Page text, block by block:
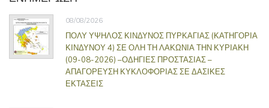
08/08/2026
ΠΟΛΥ ΥΨΗΛΟΣ ΚΙΝΔΥΝΟΣ ΠΥΡΚΑΓΙΑΣ (ΚΑΤΗΓΟΡΙΑ
ΚΙΝΔΥΝΟΥ 4) ΣΕ ΟΛΗ ΤΗ ΛΑΚΩΝΙΑ ΤΗΝ ΚΥΡΙΑΚΗ
(09-08-2026) –ΟΔΗΓΙΕΣ ΠΡΟΣΤΑΣΙΑΣ –
ΑΠΑΓΟΡΕΥΣΗ ΚΥΚΛΟΦΟΡΙΑΣ ΣΕ ΔΑΣΙΚΕΣ
ΕΚΤΑΣΕΙΣ